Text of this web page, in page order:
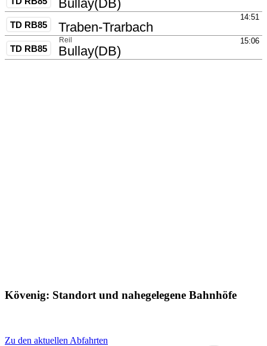
Kövenig: Standort und nahegelegene Bahnhöfe
Zu den aktuellen Abfahrten